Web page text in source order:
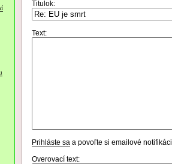
Titulok:
Text:
Prihláste sa a povoľte si emailové
Overovací text: